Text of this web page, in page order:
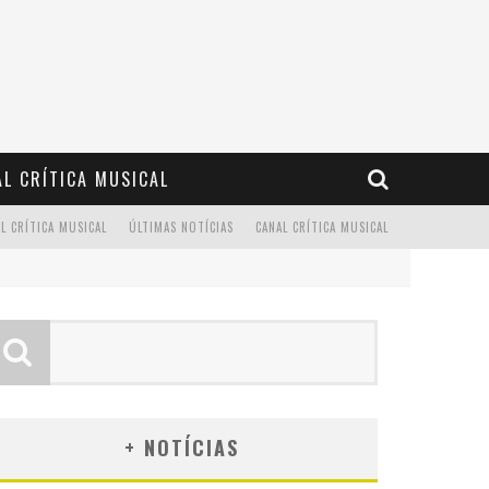
CRÍTICA MUSICAL
CANAL CRÍTICA MUSICAL
ÚLTIMAS NOTÍCIAS
CRÍTICA MUSICAL
+ NOTÍCIAS